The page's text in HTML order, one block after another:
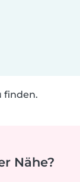
finden.
Nähe?